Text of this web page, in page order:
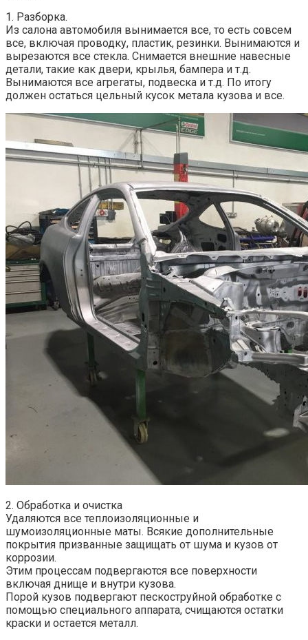
1. Разборка.
Из салона автомобиля вынимается все, то есть совсем
все, включая проводку, пластик, резинки. Вынимаются и
вырезаются все стекла. Снимается внешние навесные
детали, такие как двери, крылья, бампера и т.д.
Вынимаются все агрегаты, подвеска и т.д. По итогу
должен остаться цельный кусок метала кузова и все.
2. Обработка и очистка
Удаляются все теплоизоляционные и
шумоизоляционные маты. Всякие дополнительные
покрытия призванные защищать от шума и кузов от
коррозии.
Этим процессам подвергаются все поверхности
включая днище и внутри кузова.
Порой кузов подвергают пескоструйной обработке с
помощью специального аппарата, счищаются остатки
краски и остается металл.